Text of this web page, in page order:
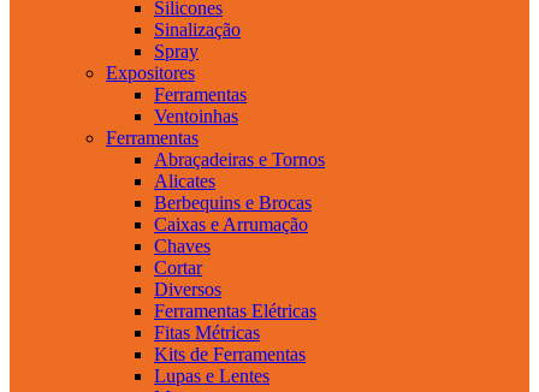
Silicones
Sinalização
Spray
Expositores
Ferramentas
Ventoinhas
Ferramentas
Abraçadeiras e Tornos
Alicates
Berbequins e Brocas
Caixas e Arrumação
Chaves
Cortar
Diversos
Ferramentas Elétricas
Fitas Métricas
Kits de Ferramentas
Lupas e Lentes